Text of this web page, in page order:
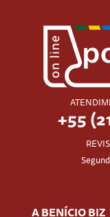
+55
A BENÍCIO BIZ